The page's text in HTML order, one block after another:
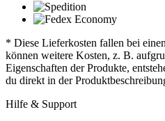
* Diese Lieferkosten fallen bei
können weitere Kosten, z. B.
Eigenschaften der Produkte,
du direkt in der
Hilfe & Support